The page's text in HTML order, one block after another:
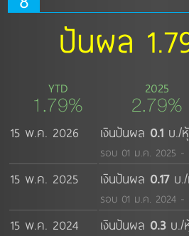
ปันผล
YTD
1.79%
2025
2.79%
15 พ.ค. 2026 เงินปันผล 0.1 บ./
รอบ 01 ม.ค. 2025 -
15 พ.ค. 2025 เงินปันผล 0.17บ./
รอบ 01 ม.ค. 2024 -
15 พ.ค. 2024 เงินปันผล 0.3บ./